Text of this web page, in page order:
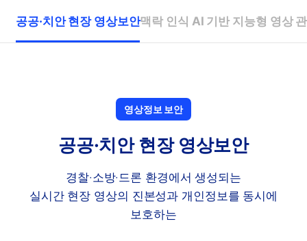
공공·치안 현장 영상보안맥락 인식 AI 기반 지능형 영상
영상정보 보안
공공·치안 현장 영상보안
경찰·소방·드론 환경에서 생성되는
실시간 현장 영상의 진본성과 개인정보를 동시에
보호하는